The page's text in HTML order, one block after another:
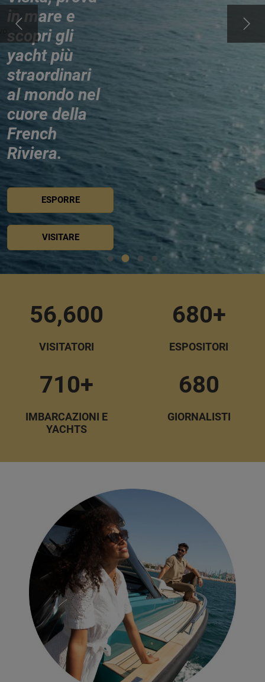
in mare e
scopri gli
yacht più
straordinari
al mondo nel
cuore della
French
Riviera.
ESPORRE
VISITARE
56,600
VISITATORI
680+
ESPOSITORI
710+
IMBARCAZIONI E
YACHTS
680
GIORNALISTI